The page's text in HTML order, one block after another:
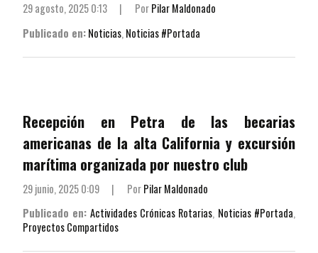
29 agosto, 2025 0:13 | PorPilar Maldonado
Publicado en:Noticias, Noticias #Portada
Recepción en Petra de las becarias
americanas de la alta California y excursión
marítima organizada por nuestro club
29 junio, 2025 0:09 | PorPilar Maldonado
Publicado en: Actividades Crónicas Rotarias, Noticias #Portada,
Proyectos Compartidos